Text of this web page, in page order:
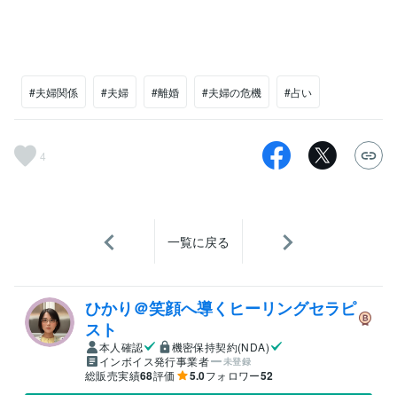
#夫婦関係 #夫婦 #離婚 #夫婦の危機 #占い
4
一覧に戻る
ひかり＠笑顔へ導くヒーリングセラピ
スト
本人確認
機密保持契約(NDA)
インボイス発行事業者
未登録
総販売実績68評価 5.0フォロワー52